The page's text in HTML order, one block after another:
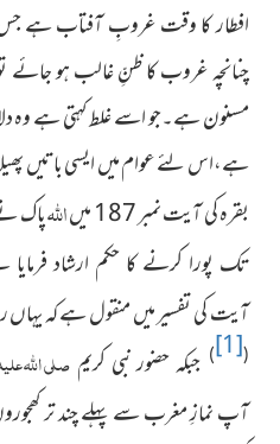
افطار کا وقت غروبِ آفتاب ہے جس
چنانچہ غروب کا ظنِّ غالب ہو جائے تو
مسنون ہے۔جو اسے غلط کہتی ہے وہ
بقرہ کی آیت نمبر 187 میں
اللہپاک
تک پورا کرنے کا حکم ارشاد فرمایا
آیت کی تفسیر میں منقول ہے کہ
(
[1]
) جبکہ حضور نبی کریم صلی اللہ
آپنمازِ مغرب سے پہلے چند تر